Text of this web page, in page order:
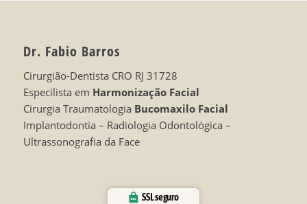
Dr. Fabio Barros
Cirurgião-Dentista CRO RJ 31728
Especilista em Harmonização Facial
Cirurgia Traumatologia Bucomaxilo Facial
Implantodontia – Radiologia Odontológica –
Ultrassonografia da Face
SSL seguro